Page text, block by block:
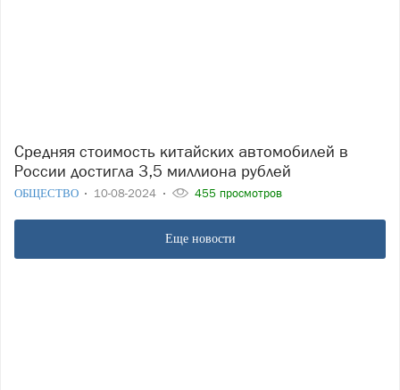
Средняя стоимость китайских автомобилей в
России достигла 3,5 миллиона рублей
ОБЩЕСТВО 10-08-2024 455 просмотров
Еще новости